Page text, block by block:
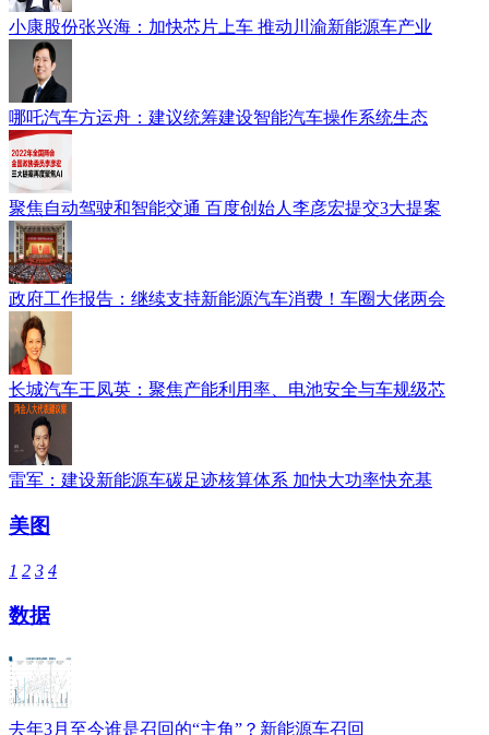
小康股份张兴海：加快芯片上车 推动川渝新能源车产业
哪吒汽车方运舟：建议统筹建设智能汽车操作系统生态
聚焦自动驾驶和智能交通 百度创始人李彦宏提交3大提案
政府工作报告：继续支持新能源汽车消费！车圈大佬两会
长城汽车王凤英：聚焦产能利用率、电池安全与车规级芯
雷军：建设新能源车碳足迹核算体系 加快大功率快充基
美图
1 2 3 4
数据
去年3月至今谁是召回的“主角”？新能源车召回